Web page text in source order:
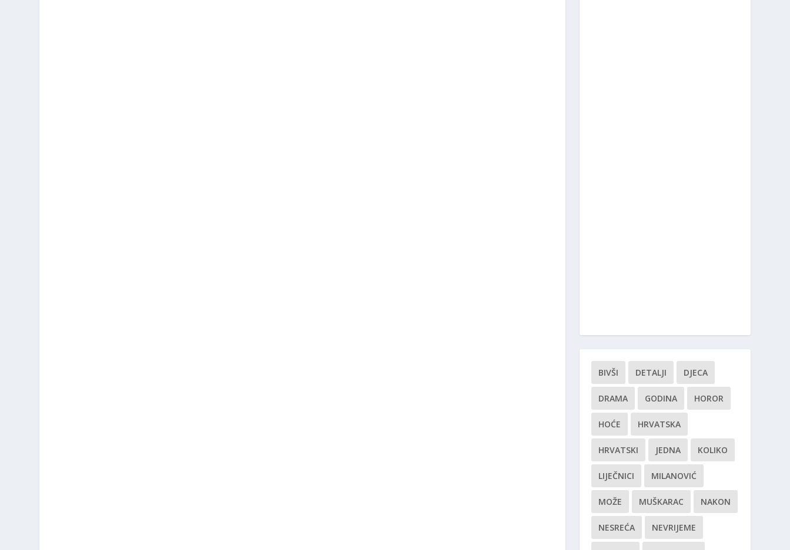
BIVŠI DETALJI DJECA
DRAMA GODINA HOROR
HOĆE HRVATSKA
HRVATSKI JEDNA KOLIKO
LIJEČNICI MILANOVIĆ
MOŽE MUŠKARAC NAKON
NESREĆA NEVRIJEME